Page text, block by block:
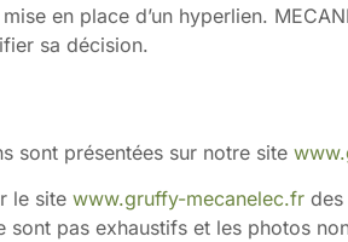
en place d’un hyperlien.
sa décision.
sont présentées sur notre site
le site www.gruffy-mecanelec.fr
sont pas exhaustifs et les photos